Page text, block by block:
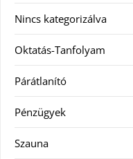
Nincs kategorizálva
Oktatás-Tanfolyam
Párátlanító
Pénzügyek
Szauna